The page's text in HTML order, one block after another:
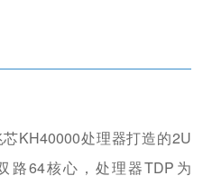
KH40000处理器打造的2U
路64核心，处理器TDP为